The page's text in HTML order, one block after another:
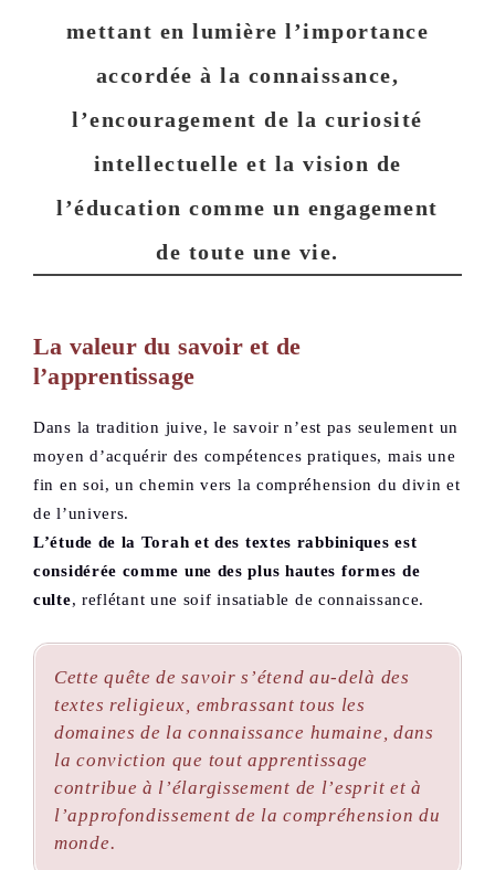
mettant en lumière l’importance
accordée à la connaissance,
l’encouragement de lacuriosité
intellectuelle et la vision de
l’éducation comme un engagement
de toute une vie.
La valeur du savoir et de
l’apprentissage
Dans la tradition juive, le savoir n’est pas seulement un
moyen d’acquérir des compétences pratiques, mais une
fin en soi, un chemin vers la compréhension du divin et
de l’univers.
L’étude de la Torah et des textes rabbiniques est
considérée comme une des plus hautes formes de
culte, reflétant une soif insatiable de connaissance.
Cette quête de savoir s’étend au-delà des
textes religieux, embrassant tous les
domaines de la connaissance humaine, dans
la conviction que tout apprentissage
contribue à l’élargissement de l’esprit et à
l’approfondissement de la compréhension du
monde.